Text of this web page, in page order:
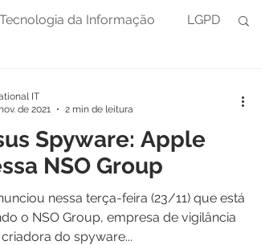
Tecnologia da Informação LGPD
Spyware: Apple
NSO Group
nessa terça-feira (23/11) que está
o NSO Group, empresa de vigilância
do spyware...
IT
de 2021
2 min de leitura